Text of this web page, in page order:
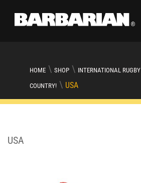
HOME \ SHOP \ INTERNATIONAL RUGBY
COUNTRY! \ USA
USA